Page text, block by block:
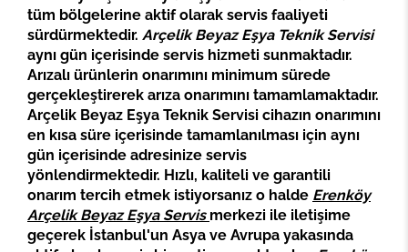
tüm bölgelerine aktif olarak servis faaliyeti
sürdürmektedir. Arçelik Beyaz Eşya Teknik Servisi
aynı gün içerisinde servis hizmeti sunmaktadır.
Arızalı ürünlerin onarımını minimum sürede
gerçekleştirerek arıza onarımını tamamlamaktadır.
Arçelik Beyaz Eşya Teknik Servisi cihazın onarımını
en kısa süre içerisinde tamamlanılması için aynı
gün içerisinde adresinize servis
yönlendirmektedir. Hızlı, kaliteli ve garantili
onarım tercih etmek istiyorsanız o halde Erenköy
Arçelik Beyaz Eşya Servis merkezi ile iletişime
geçerek İstanbul'un Asya ve Avrupa yakasında